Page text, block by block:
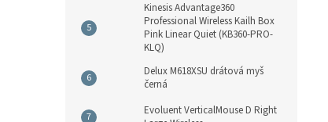
Kinesis Advantage360
Professional Wireless Kailh Box
Pink Linear Quiet (KB360-PRO-
KLQ)
Delux M618XSU drátová myš
černá
Evoluent VerticalMouse D Right